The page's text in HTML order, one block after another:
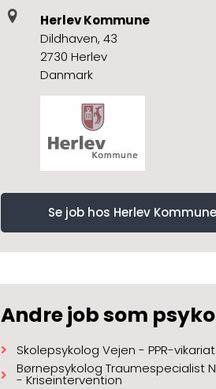
Herlev Kommune
Dildhaven, 43
2730 Herlev
Danmark
Se job hos Herlev Kommune
Andre job som
Skolepsykolog Vejen - PPR-vikariat
Børnepsykolog Traumespecialist
- Kriseintervention